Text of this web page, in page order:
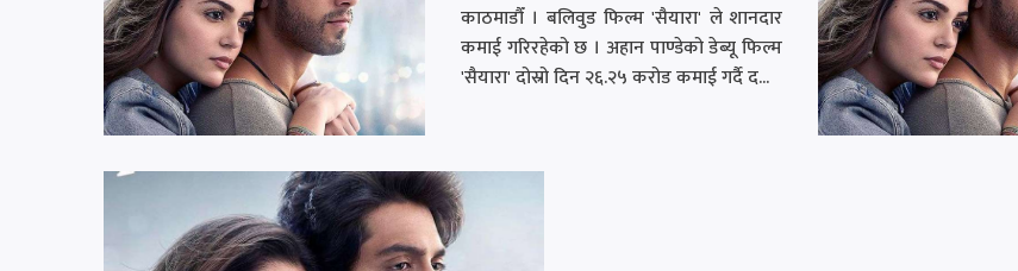
काठमाडौँ । बलिवुड फिल्म 'सैयारा' ले शानदार
कमाई गरिरहेको छ । अहान पाण्डेको डेब्यू फिल्म
'सैयारा' दोस्रो दिन २६.२५ करोड कमाई गर्दै द...